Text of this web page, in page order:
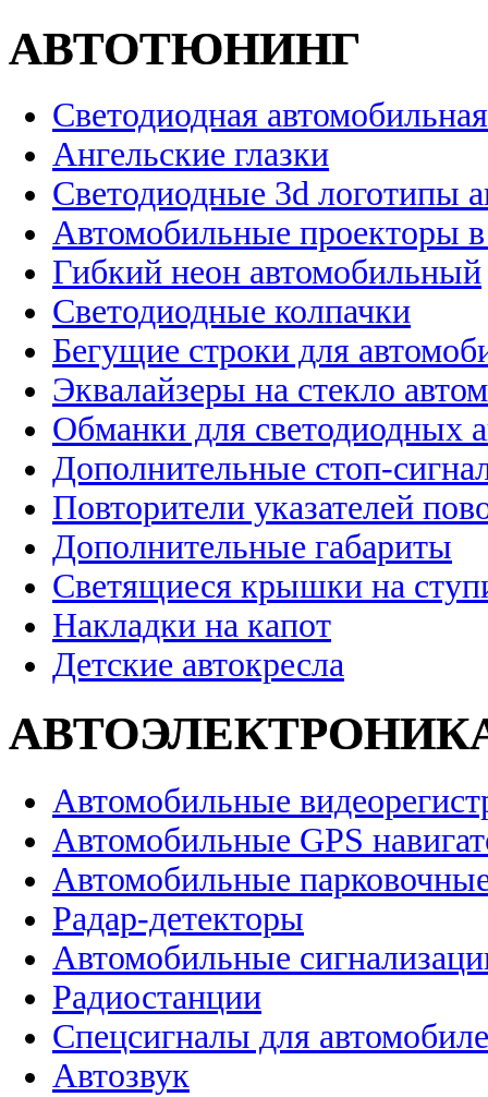
АВТОТЮНИНГ
Светодиодная
Ангельские глазки
Светодиодные 3d логотипы
Автомобильные проекторы
Гибкий неон автомобильный
Светодиодные колпачки
Бегущие строки для
Эквалайзеры на стекло
Обманки для светодиодных
Дополнительные стоп-
Повторители указателей
Дополнительные габариты
Светящиеся крышки на
Накладки на капот
Детские автокресла
Автомобильные
Автомобильные GPS
Автомобильные
Радар-детекторы
Автомобильные
Радиостанции
Спецсигналы для
Автозвук